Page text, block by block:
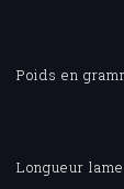
Poids en
Longueur